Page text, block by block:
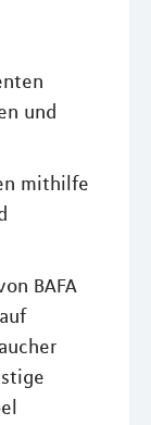
und
mithilfe
BAFA